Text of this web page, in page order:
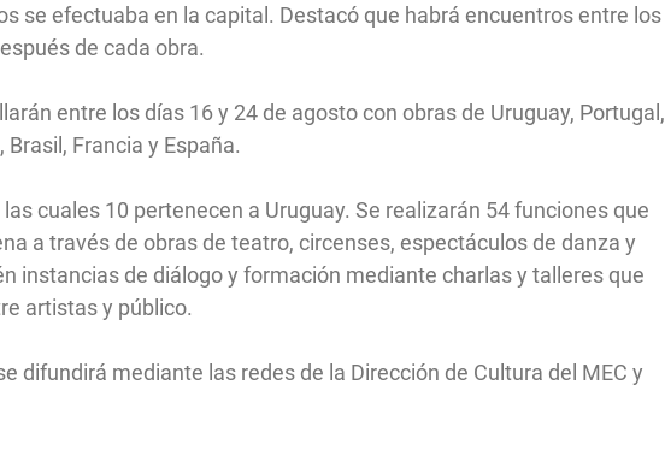
se efectuaba en la capital. Destacó que habrá encuentros entre los
de cada obra.
entre los días 16 y 24 de agosto con obras de Uruguay, Portugal,
Francia y España.
cuales 10 pertenecen a Uruguay. Se realizarán 54 funciones que
a través de obras de teatro, circenses, espectáculos de danza y
instancias de diálogo y formación mediante charlas y talleres que
artistas y público.
difundirá mediante las redes de la Dirección de Cultura del MEC y